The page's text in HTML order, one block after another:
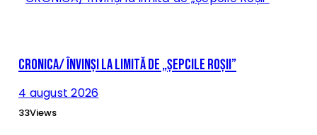
CRONICA/ Învinși la limită de „Șepcile Roșii”
4 august 2026
33Views